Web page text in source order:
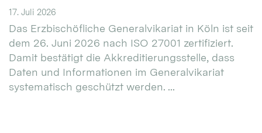
17. Juli 2026
Das Erzbischöfliche Generalvikariat in Köln ist seit
dem 26. Juni 2026 nach ISO 27001 zertifiziert.
Damit bestätigt die Akkreditierungsstelle, dass
Daten und Informationen im Generalvikariat
systematisch geschützt werden. ...